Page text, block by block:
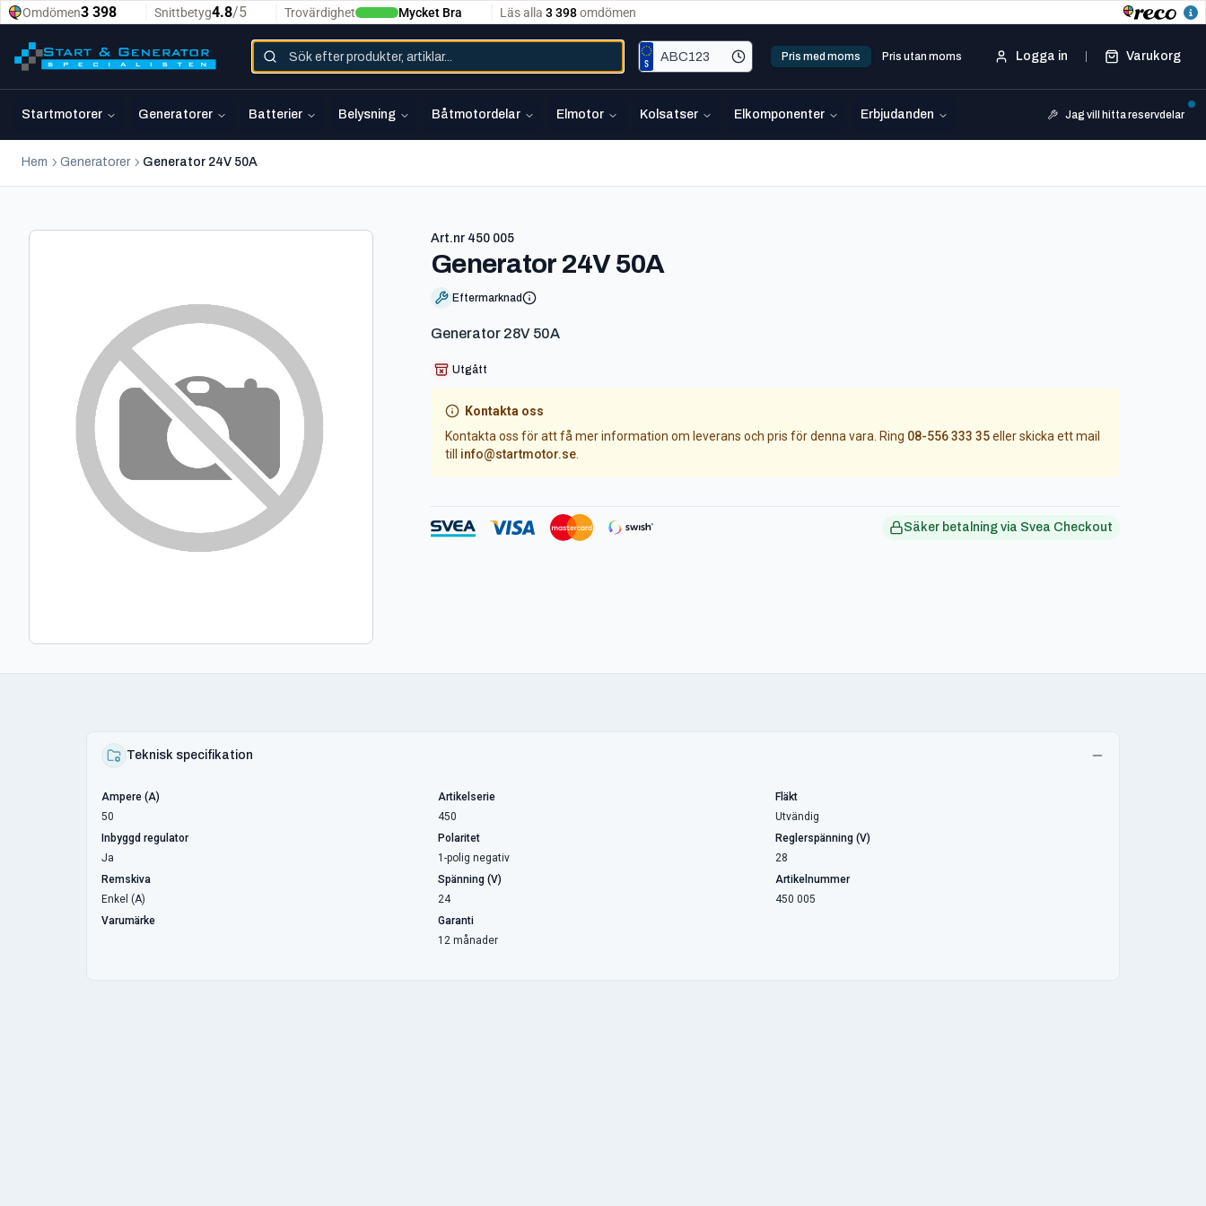
Pris med moms Pris utan moms Logga in Varukorg
Startmotorer Generatorer Batterier Belysning Båtmotordelar Elmotor Kolsatser Elkomponenter Erbjudanden Jag vill hitta reservdelar
Hem Generatorer Generator 24V 50A
Art.nr 450 005
Generator 24V 50A-
Eftermarknad
Generator 28V 50A
Utgått
Kontakta oss
Kontakta oss för att få mer information om leverans och pris för denna vara. Ring 08-556 333 35eller skicka ett mail
till
info@startmotor.se
Säker betalning via Svea Checkout
Teknisk specifikation
Ampere (A)
50
Artikelserie
450
Fläkt
Utvändig
Inbyggd regulator
Ja
Polaritet
1-polig negativ
Reglerspänning (V)
28
Remskiva
Enkel (A)
Spänning (V)
24
Artikelnummer
450 005
Varumärke
Garanti
12 månader